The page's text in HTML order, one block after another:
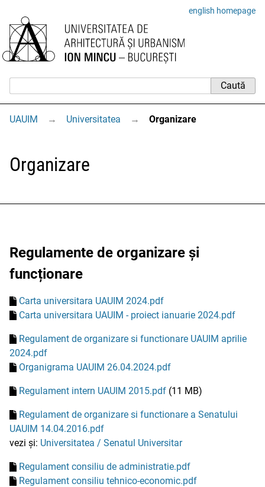
english homepage
UAUIM → Universitatea → Organizare
Organizare
Regulamente de organizare și
funcționare
Carta universitara UAUIM 2024.pdf
Carta universitara UAUIM - proiect ianuarie 2024.pdf
Regulament de organizare si functionare UAUIM aprilie
2024.pdf
Organigrama UAUIM 26.04.2024.pdf
Regulament intern UAUIM 2015.pdf (11 MB)
Regulament de organizare si functionare a Senatului
UAUIM 14.04.2016.pdf
vezi și: Universitatea / Senatul Universitar
Regulament consiliu de administratie.pdf
Regulament consiliu tehnico-economic.pdf